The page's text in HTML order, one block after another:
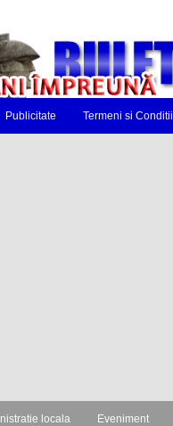
Publicitate Termeni si Conditii
locala Eveniment